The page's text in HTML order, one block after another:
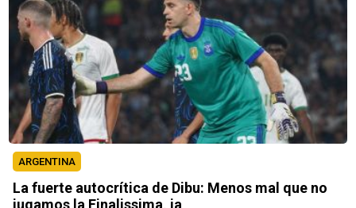
ARGENTINA
La fuerte autocrítica de Dibu: Menos mal que no
jugamos la Finalissima, ja